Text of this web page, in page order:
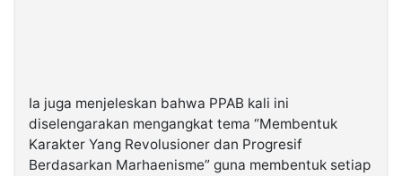
Ia juga menjeleskan bahwa PPAB kali ini
diselengarakan mengangkat tema “Membentuk
Karakter Yang Revolusioner dan Progresif
Berdasarkan Marhaenisme” guna membentuk setiap